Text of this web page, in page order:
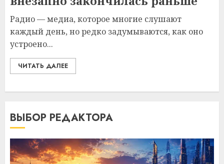
Радио — медиа, которое многие слушают
каждый день, но редко задумываются, как оно
устроено...
ЧИТАТЬ ДАЛЕЕ
ВЫБОР РЕДАКТОРА